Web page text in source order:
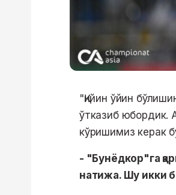
"Қийин ўйин
ўтказиб юбордик.
кўришимиз керак
- "Бунёдкор"га
натижа. Шу икки